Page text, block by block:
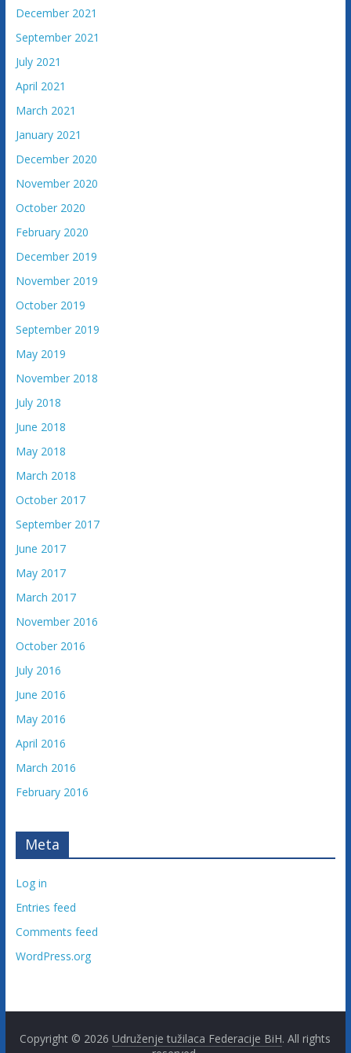
i
n
e
December 2021
September 2021
July 2021
April 2021
March 2021
January 2021
December 2020
November 2020
October 2020
February 2020
December 2019
November 2019
October 2019
September 2019
May 2019
November 2018
July 2018
June 2018
May 2018
March 2018
October 2017
September 2017
June 2017
May 2017
March 2017
November 2016
October 2016
July 2016
June 2016
May 2016
April 2016
March 2016
February 2016
Meta
Log in
Entries feed
Comments feed
WordPress.org
Copyright © 2026Udruženje tužilaca Federacije BiH. All rights